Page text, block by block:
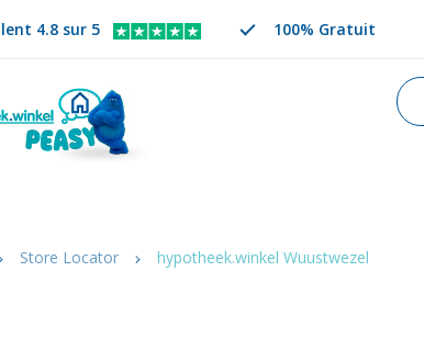
4.8 sur 5 100% Gratuit
DE LANGUE. LA LANGUE SÉLECTIONNÉE EST
Store Locator hypotheek.winkel Wuustwezel